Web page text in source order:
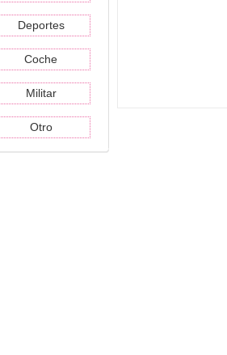
Deportes
Coche
Militar
Otro